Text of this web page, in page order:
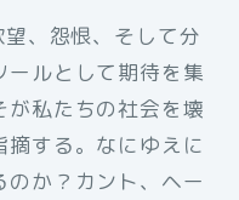
、怨恨、そして分
ルとして期待を集
私たちの社会を壊
摘する。なにゆえに
か？カント、ヘー